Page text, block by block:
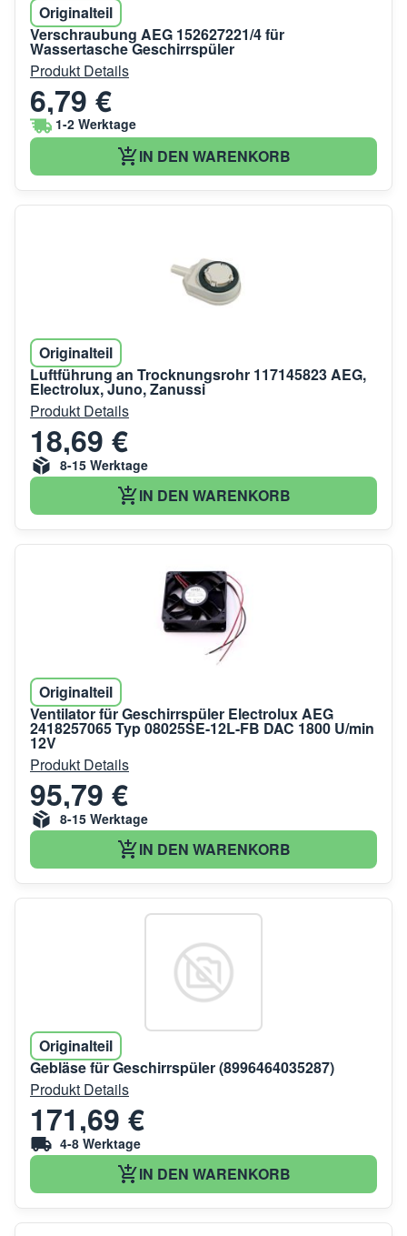
Originalteil
Verschraubung AEG 152627221/4 für
Wassertasche Geschirrspüler
Produkt Details
6,79 €
1-2 Werktage
IN DEN WARENKORB
Originalteil
Luftführung an Trocknungsrohr 117145823 AEG,
Electrolux, Juno, Zanussi
Produkt Details
18,69 €
8-15 Werktage
IN DEN WARENKORB
Originalteil
Ventilator für Geschirrspüler Electrolux AEG
2418257065 Typ 08025SE-12L-FB DAC 1800 U/min
12V
Produkt Details
95,79 €
8-15 Werktage
IN DEN WARENKORB
Originalteil
Gebläse für Geschirrspüler (8996464035287)
Produkt Details
171,69 €
4-8 Werktage
IN DEN WARENKORB